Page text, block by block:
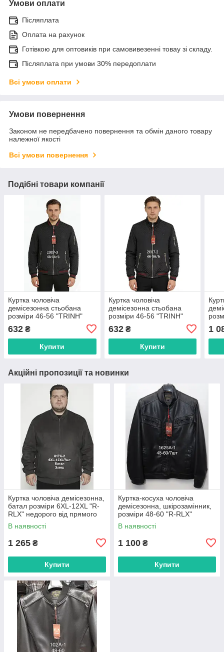
Умови оплати
Післяплата
Оплата на рахунок
Готівкою для оптовиків при самовивезенні товау зі складу.
Післяплата при умови 30% передоплати
Всі умови оплати
Умови повернення
Законом не передбачено повернення та обмін даного товару
належної якості
Всі умови повернення
Подібні товари компанії
Куртка чоловіча
демісезонна стьобана
розміри 46-56 "TRINH"
постачальника
632 ₴
Купити
Куртка чоловіча
демісезонна стьобана
розміри 46-56 "TRINH"
постачальника
632₴
Купити
1
Акційні пропозиції та новинки
Куртка чоловіча демісезонна,
батал розміри 6XL-12XL "R-
RLX" недорого від прямого
постачальника
В наявності
1 265 ₴
Купити
Куртка-косуха чоловіча
демісезонна, шкірозамінник,
розміри 48-60 "R-RLX"
недорого від прямого
постачальника
В наявності
1 100 ₴
Купити